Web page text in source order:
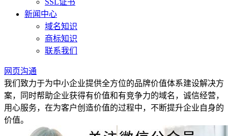
新闻中心
域名知识
商标知识
联系我们
网页沟通
我们致力于为中小企业提供全方位的品牌价值体系建设解决方
案，同时帮助企业获得有价值和有竞争力的域名，诚信经营，
用心服务，在为客户创造价值的过程中，不断提升企业自身的
价值。